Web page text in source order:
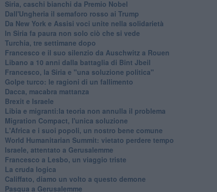
Siria, caschi bianchi da Premio Nobel
Dall'Ungheria il semaforo rosso ai Trump
Da New York e Assisi voci unite nella solidarietà
In Siria fa paura non solo ciò che si vede
Turchia, tre settimane dopo
Francesco e il suo silenzio da Auschwitz a Rouen
Libano a 10 anni dalla battaglia di Bint Jbeil
Francesco, la Siria e "una soluzione politica"
Golpe turco: le ragioni di un fallimento
Dacca, macabra mattanza
Brexit e Israele
Libia e migranti:la teoria non annulla il problema
Migration Compact, l'unica soluzione
L'Africa e i suoi popoli, un nostro bene comune
World Humanitarian Summit: vietato perdere tempo
Israele, attentato a Gerusalemme
Francesco a Lesbo, un viaggio triste
La cruda logica
Califfato, diamo un volto a questo demone
Pasqua a Gerusalemme